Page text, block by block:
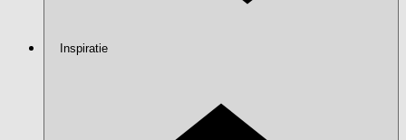
Inspiratie